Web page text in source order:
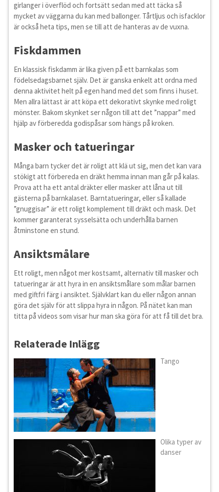
girlanger i överflöd och fortsätt sedan med att täcka så
mycket av väggarna du kan med ballonger. Tårtljus och isfacklor
är också heta tips, men se till att de hanteras av de vuxna.
Fiskdammen
En klassisk fiskdamm är lika given på ett barnkalas som
födelsedagsbarnet själv. Det är ganska enkelt att ordna med
denna aktivitet helt på egen hand med det som finns i huset.
Men allra lättast är att köpa ett dekorativt skynke med roligt
mönster. Bakom skynket ser någon till att det ”nappar” med
hjälp av förberedda godispåsar som hängs på kroken.
Masker och tatueringar
Många barn tycker det är roligt att klä ut sig, men det kan vara
stökigt att förbereda en dräkt hemma innan man går på kalas.
Prova att ha ett antal dräkter eller masker att låna ut till
gästerna på barnkalaset. Barntatueringar, eller så kallade
”gnuggisar” är ett roligt komplement till dräkt och mask. Det
kommer garanterat sysselsätta och underhålla barnen
åtminstone en stund.
Ansiktsmålare
Ett roligt, men något mer kostsamt, alternativ till masker och
tatueringar är att hyra in en ansiktsmålare som målar barnen
med giftfri färg i ansiktet. Självklart kan du eller någon annan
göra det själv för att slippa hyra in någon. På nätet kan man
titta på videos som visar hur man ska göra för att få till det bra.
Relaterade Inlägg
Tango
Olika typer av
danser